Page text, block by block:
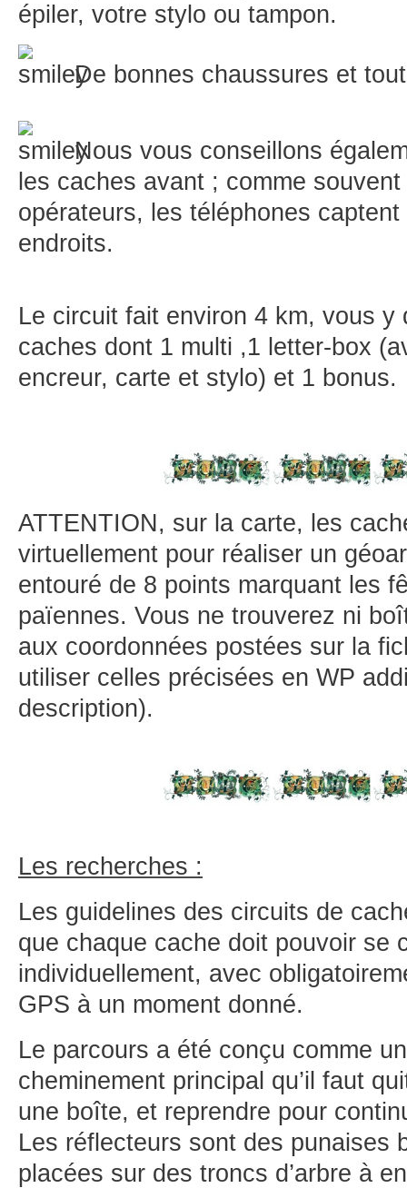
épiler, votre stylo ou tampon.
De bonnes chaussures et
Nous vous conseillons
les caches avant ; comme
opérateurs, les téléphones
endroits.
Le circuit fait environ 4 km, vous y
caches dont 1 multi ,1 letter-box
encreur, carte et stylo) et 1 bonus.
ATTENTION, sur la carte, les
virtuellement pour réaliser un
entouré de 8 points marquant les
païennes. Vous ne trouverez ni
aux coordonnées postées sur la
utiliser celles précisées en WP
description).
Les recherches :
Les guidelines des circuits de
que chaque cache doit pouvoir se
individuellement, avec
GPS à un moment donné.
Le parcours a été conçu comme
cheminement principal qu’il faut
une boîte, et reprendre pour
Les réflecteurs sont des punaises
placées sur des troncs d’arbre à